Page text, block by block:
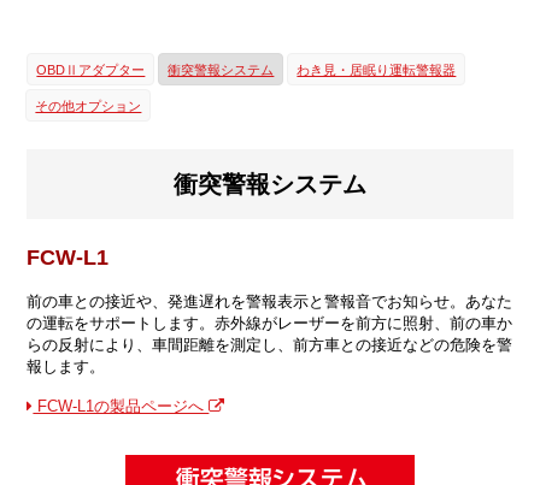
OBDⅡアダプター 衝突警報システム わき見・居眠り運転警報器
その他オプション
衝突警報システム
FCW-L1
前の車との接近や、発進遅れを警報表示と警報音でお知らせ。あなた
の運転をサポートします。赤外線がレーザーを前方に照射、前の車か
らの反射により、車間距離を測定し、前方車との接近などの危険を警
報します。
FCW-L1の製品ページへ